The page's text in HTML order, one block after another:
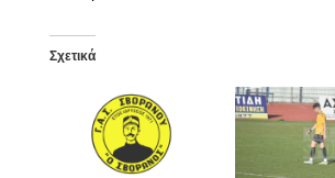
Σχετικά